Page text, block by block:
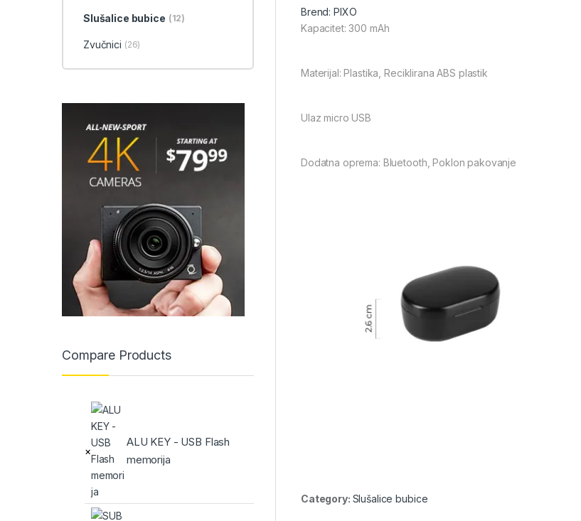
Brend: PIXO
Kapacitet: 300 mAh
Materijal: Plastika, Reciklirana ABS plastik
Ulaz micro USB
Dodatna oprema: Bluetooth, Poklon pakovanje
Category: Slušalice bubice
Slušalice bubice (12)
Zvučnici (26)
Compare Products
×
ALU KEY - USB Flash
memorija